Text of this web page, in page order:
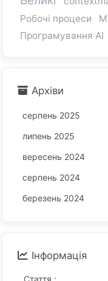
Робочі процеси
Програмування AI
Архіви
серпень 2025
липень 2025
вересень 2024
серпень 2024
березень 2024
Інформація
Стаття :